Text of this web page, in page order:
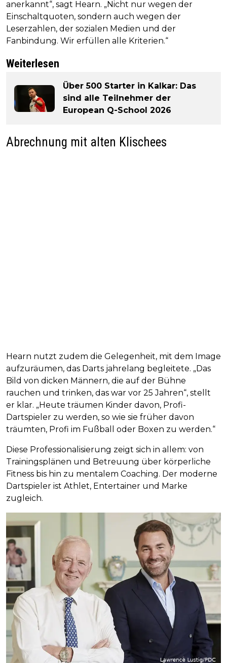
anerkannt“, sagt Hearn. „Nicht nur wegen der
Einschaltquoten, sondern auch wegen der
Leserzahlen, der sozialen Medien und der
Fanbindung. Wir erfüllen alle Kriterien.“
Weiterlesen
Über 500 Starter in Kalkar: Das
sind alle Teilnehmer der
European Q-School 2026
Abrechnung mit alten Klischees
Hearn nutzt zudem die Gelegenheit, mit dem Image
aufzuräumen, das Darts jahrelang begleitete. „Das
Bild von dicken Männern, die auf der Bühne
rauchen und trinken, das war vor 25 Jahren“, stellt
er klar. „Heute träumen Kinder davon, Profi-
Dartspieler zu werden, so wie sie früher davon
träumten, Profi im Fußball oder Boxen zu werden.“
Diese Professionalisierung zeigt sich in allem: von
Trainingsplänen und Betreuung über körperliche
Fitness bis hin zu mentalem Coaching. Der moderne
Dartspieler ist Athlet, Entertainer und Marke
zugleich.